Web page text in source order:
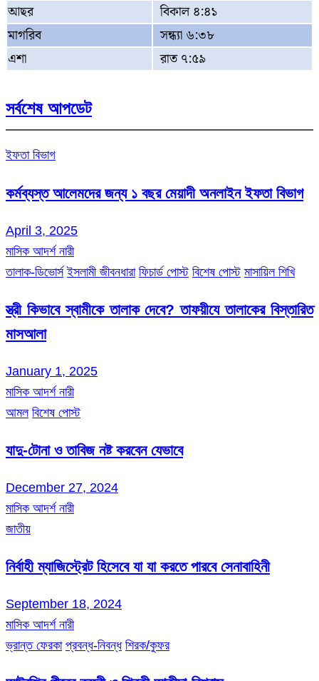
আছর
বিকাল ৪:৪১
মাগরিব
সন্ধ্যা ৬:৩৮
এশা
রাত ৭:৫৯
সর্বশেষ আপডেট
ইফতা বিভাগ
কর্মব্যস্ত আলেমদের জন্য ১ বছর মেয়াদী অনলাইন ইফতা বিভাগ
April 3, 2025
মাসিক আদর্শ নারী
তালাক-ডিভোর্স ইসলামী জীবনধারা ফিচার্ড পোস্ট বিশেষ পোস্ট মাসায়িল শিখি
স্ত্রী কিভাবে স্বামীকে তালাক দেবে? তাফয়ীযে তালাকের বিস্তারিত
মাসআলা
January 1, 2025
মাসিক আদর্শ নারী
আমল বিশেষ পোস্ট
যাদু-টোনা ও তাবিজ নষ্ট করবেন যেভাবে
December 27, 2024
মাসিক আদর্শ নারী
জাতীয়
নির্বাহী ম্যাজিস্ট্রেট হিসেবে যা যা করতে পারবে সেনাবাহিনী
September 18, 2024
মাসিক আদর্শ নারী
ভ্রান্ত ফেরকা প্রবন্ধ-নিবন্ধ শিরক/কুফর